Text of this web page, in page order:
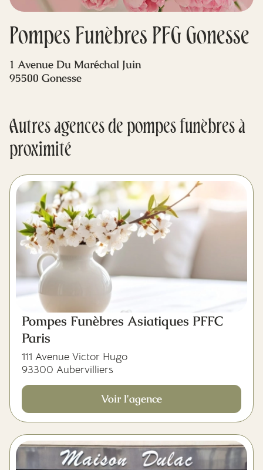
Blog
Pompes Funèbres PFG Gonesse
1 Avenue Du Maréchal Juin
95500 Gonesse
Autres agences de pompes funèbres à
proximité
Pompes Funèbres Asiatiques PFFC
Paris
111 Avenue Victor Hugo
93300 Aubervilliers
Voir l'agence